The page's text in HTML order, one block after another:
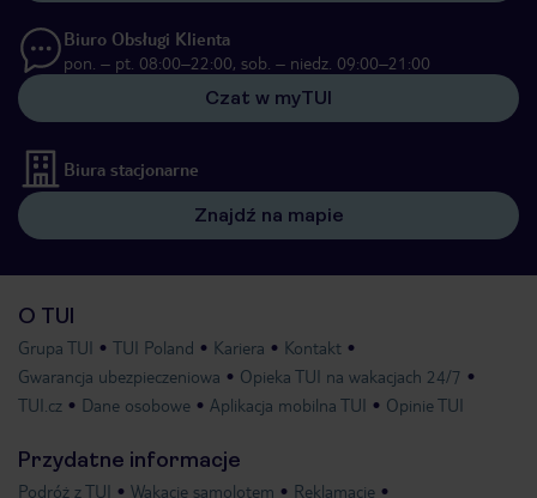
Biuro Obsługi Klienta
pon. – pt. 08:00–22:00, sob. – niedz. 09:00–21:00
Czat w myTUI
Biura stacjonarne
Znajdź na mapie
O TUI
Grupa TUI TUI Poland Kariera
Kontakt
Gwarancja ubezpieczeniowa
Opieka TUI na wakacjach 24/7
TUI.cz
Dane osobowe Aplikacja mobilna TUI Opinie TUI
Przydatne informacje
Podróż z TUI Wakacje samolotem
Reklamacje